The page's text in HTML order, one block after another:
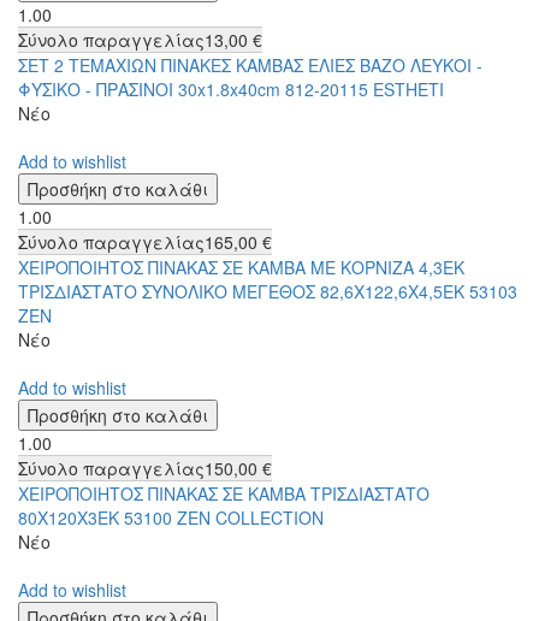
1.00
Σύνολο παραγγελίας13,00 €
ΣΕΤ 2 ΤΕΜΑΧΙΩΝ ΠΙΝΑΚΕΣ ΚΑΜΒΑΣ ΕΛΙΕΣ ΒΑΖΟ ΛΕΥΚΟΙ -
ΦΥΣΙΚΟ - ΠΡΑΣΙΝΟΙ 30x1.8x40cm 812-20115 ESTHETI
Νέο
Add to wishlist
1.00
Σύνολο παραγγελίας165,00 €
ΧΕΙΡΟΠΟΙΗΤΟΣ ΠΙΝΑΚΑΣ ΣΕ ΚΑΜΒΑ ΜΕ ΚΟΡΝΙΖΑ 4,3ΕΚ
ΤΡΙΣΔΙΑΣΤΑΤΟ ΣΥΝΟΛΙΚΟ ΜΕΓΕΘΟΣ 82,6Χ122,6Χ4,5ΕΚ 53103
ZEN
Νέο
Add to wishlist
1.00
Σύνολο παραγγελίας150,00 €
ΧΕΙΡΟΠΟΙΗΤΟΣ ΠΙΝΑΚΑΣ ΣΕ ΚΑΜΒΑ ΤΡΙΣΔΙΑΣΤΑΤΟ
80Χ120Χ3ΕΚ 53100 ZEN COLLECTION
Νέο
Add to wishlist